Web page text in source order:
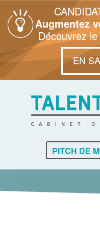
Augmentez
Découvrez
EN